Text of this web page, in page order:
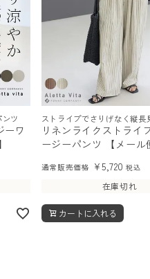
ツ
ーワ
ストライプでさりげなく縦長
リネンライクストライ
ージーパンツ 【メール
通常販売価格 ¥5,720 税込
在庫切れ
カートに入れる